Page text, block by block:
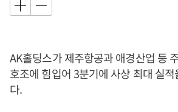
AK홀딩스가 제주항공과 애경산업 등
호조에 힘입어 3분기에 사상 최대 실
다.